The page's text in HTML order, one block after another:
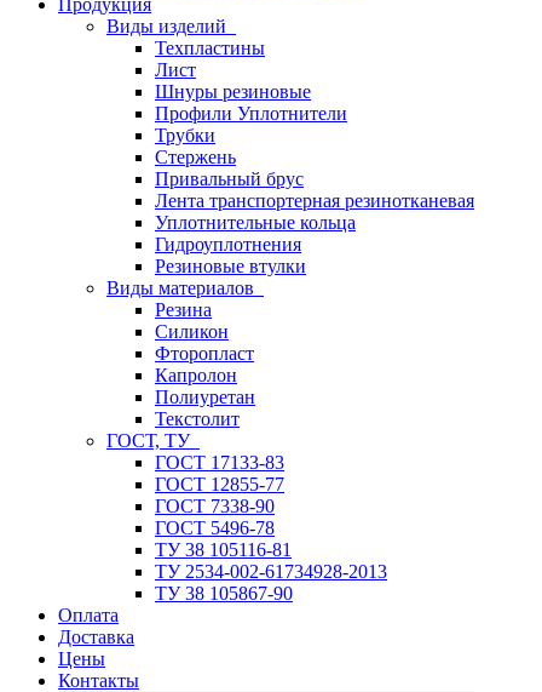
Продукция
Виды изделий
Техпластины
Лист
Шнуры резиновые
Профили Уплотнители
Трубки
Стержень
Привальный брус
Лента транспортерная резинотканевая
Уплотнительные кольца
Гидроуплотнения
Резиновые втулки
Виды материалов
Резина
Силикон
Фторопласт
Капролон
Полиуретан
Текстолит
ГОСТ, ТУ
ГОСТ 17133-83
ГОСТ 12855-77
ГОСТ 7338-90
ГОСТ 5496-78
ТУ 38 105116-81
ТУ 2534-002-61734928-2013
ТУ 38 105867-90
Оплата
Доставка
Цены
Контакты